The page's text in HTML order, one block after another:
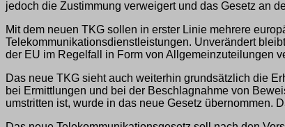
jedoch die Zustimmung verweigert und das Gesetz an
Mit dem neuen TKG sollen in erster Linie mehrere
Telekommunikationsdienstleistungen. Unverändert
der EU im Regelfall in Form von Allgemeinzuteilungen
Das neue TKG sieht auch weiterhin grundsätzlich die
bei Ermittlungen und bei der Beschlagnahme von
umstritten ist, wurde in das neue Gesetz übernommen.